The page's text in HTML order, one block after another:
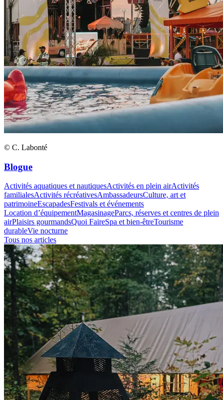
© C. Labonté
Blogue
Activités aquatiques et nautiquesActivités en plein airActivités
familialesActivités récréativesAmbassadeursCulture, art et
patrimoineEscapadesFestivals et événements
Location d’équipementMagasinageParcs, réserves et centres de plein
airPlaisirs gourmandsQuoi FaireSpa et bien-êtreTourisme
durableVie nocturne
Tous nos articles